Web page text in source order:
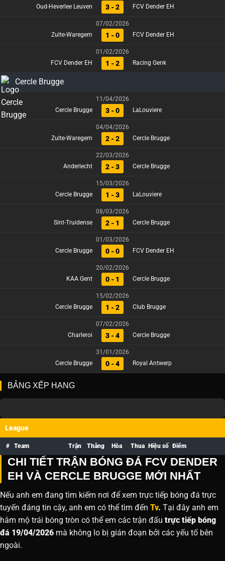
Oud-Heverlee Leuven
3 - 2 FCV Dender EH
07/02/2026
Zulte-Waregem
1 - 0 FCV Dender EH
01/02/2026
FCV Dender EH
1 - 2 Racing Genk
Cercle Brugge
11/04/2026
Cercle Brugge
3 - 0 LaLouviere
04/04/2026
Zulte-Waregem
2 - 2 Cercle Brugge
22/03/2026
Anderlecht
2 - 3 Cercle Brugge
15/03/2026
Cercle Brugge
1 - 3 LaLouviere
08/03/2026
Sint-Truidense
2 - 1 Cercle Brugge
01/03/2026
Cercle Brugge
0 - 0 FCV Dender EH
20/02/2026
KAA Gent
0 - 1 Cercle Brugge
15/02/2026
Cercle Brugge
1 - 2 Club Brugge
07/02/2026
Charleroi
3 - 4 Cercle Brugge
31/01/2026
Cercle Brugge
0 - 4 Royal Antwerp
BẢNG XẾP HẠNG
League
# Team Trận Thắng Hòa Thua Hiệu số Điểm
CHI TIẾT TRẬN BÓNG ĐÁ FCV DENDER
EH VÀ CERCLE BRUGGE MỚI NHẤT
Nếu anh em đang tìm kiếm nơi để xem trực tiếp bóng đá trực
tuyến đáng tin cậy, anh em có thể tìm đến Tv. Tại đây anh em
hâm mộ trái bóng tròn có thể em các trận đấu trực tiếp bóng
đá 19/04/2026 mà không lo bị gián đoạn bởi các yếu tố bên
ngoài.